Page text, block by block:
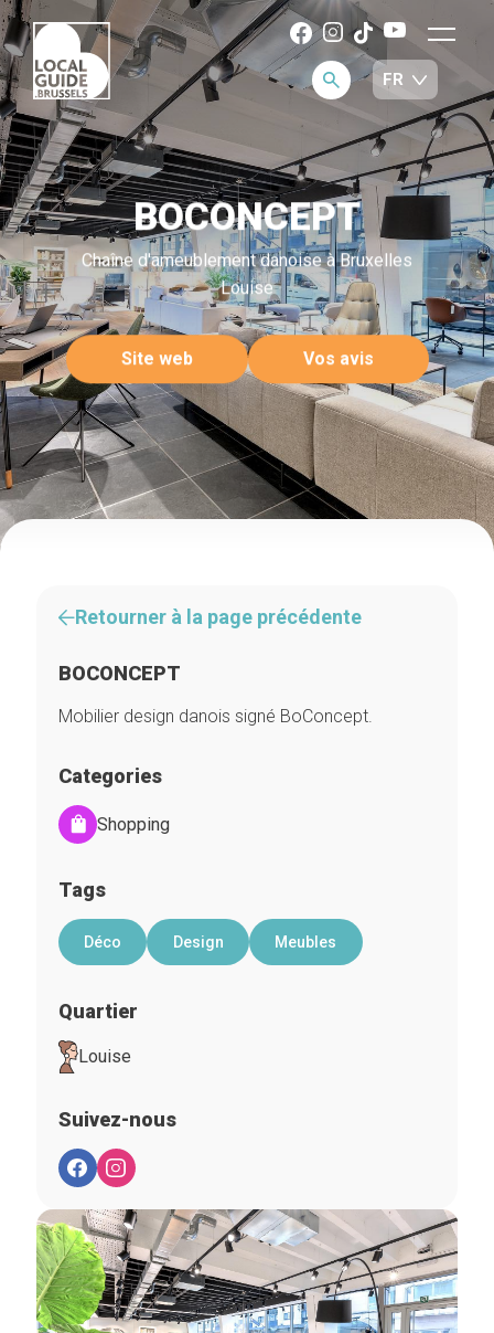
BOCONCEPT
Chaîne d'ameublement danoise à Bruxelles
Louise
Site web Vos avis
Retourner à la page précédente
BOCONCEPT
Mobilier design danois signé BoConcept.
Categories
Shopping
Tags
Déco Design Meubles
Quartier
Louise
Suivez-nous